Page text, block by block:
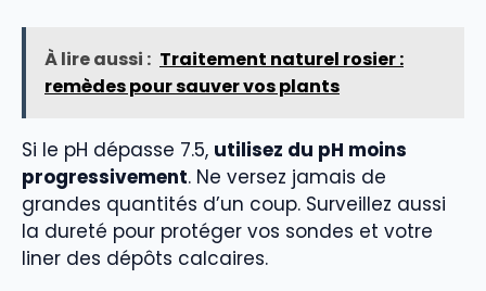
À lire aussi : Traitement naturel rosier :
remèdes pour sauver vos plants
Si le pH dépasse 7.5, utilisez du pH moins
progressivement. Ne versez jamais de
grandes quantités d’un coup. Surveillez aussi
la dureté pour protéger vos sondes et votre
liner des dépôts calcaires.